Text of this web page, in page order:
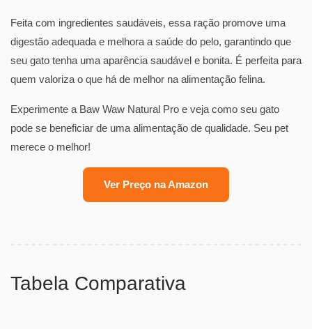
Feita com ingredientes saudáveis, essa ração promove uma
digestão adequada e melhora a saúde do pelo, garantindo que
seu gato tenha uma aparência saudável e bonita. É perfeita para
quem valoriza o que há de melhor na alimentação felina.
Experimente a Baw Waw Natural Pro e veja como seu gato
pode se beneficiar de uma alimentação de qualidade. Seu pet
merece o melhor!
Ver Preço na Amazon
Tabela Comparativa